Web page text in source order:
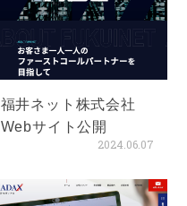
福井ネット株式会社
Webサイト公開
2024.06.07